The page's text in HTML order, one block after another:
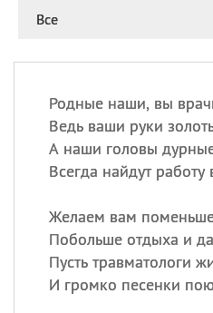
Все
Родные наши, вы
Ведь ваши руки
А наши головы
Всегда найдут работу
Желаем вам
Побольше отдыха и
Пусть травматологи
И громко песенки